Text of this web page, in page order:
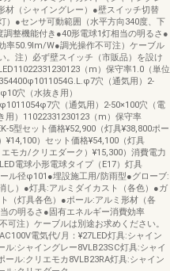
材（シャイングレー）●壁スイッチ切替
）●センサ可動範囲（水平方向340度、下
調整機能付き●40形電球1灯相当の明るさ●
率50.9lm/W●調光操作不可注）ケーブル
。注）必ず壁スイッチ（市販品）を設け
（m）保守率1.0（単位
穴（通気用）2-
穴（水抜き用）
穴（通気用）2-50×100穴（電
用）11022331230123（m）保守率
5型セット価格¥52,900（灯具¥38,800ポー
¥14,100）セット価格¥54,100（灯具
モカ/クリエダーク）¥15,300）消費電力
電球小形電球タイプ（E17）灯具
ル径φ101●埋設施工用/防雨型●グローブ:
し）●灯具:アルミダイカスト（各色）●ガ
（灯具各色）●ポール:アルミ形材（各
の明るさ●固有エネルギー消費効率
可注）ケーブルは別途お求めください。
電気代/月：¥27LED灯具:シャイン
ル:シャイングレー8VLB23SC灯具:シャイ
ール:クリエモカ8VLB23RA灯具:シャイン